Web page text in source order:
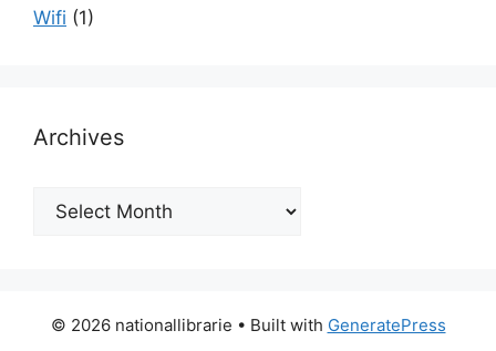
Wifi (1)
Archives
Archives
© 2026 nationallibrarie • Built with GeneratePress